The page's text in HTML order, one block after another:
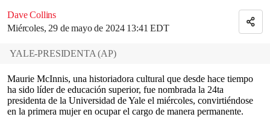
Dave Collins
Miércoles, 29 de mayo de 2024 13:41 EDT
YALE-PRESIDENTA (AP)
Maurie McInnis, una historiadora cultural que desde hace tiempo
ha sido líder de educación superior, fue nombrada la 24ta
presidenta de la Universidad de Yale el miércoles, convirtiéndose
en la primera mujer en ocupar el cargo de manera permanente.